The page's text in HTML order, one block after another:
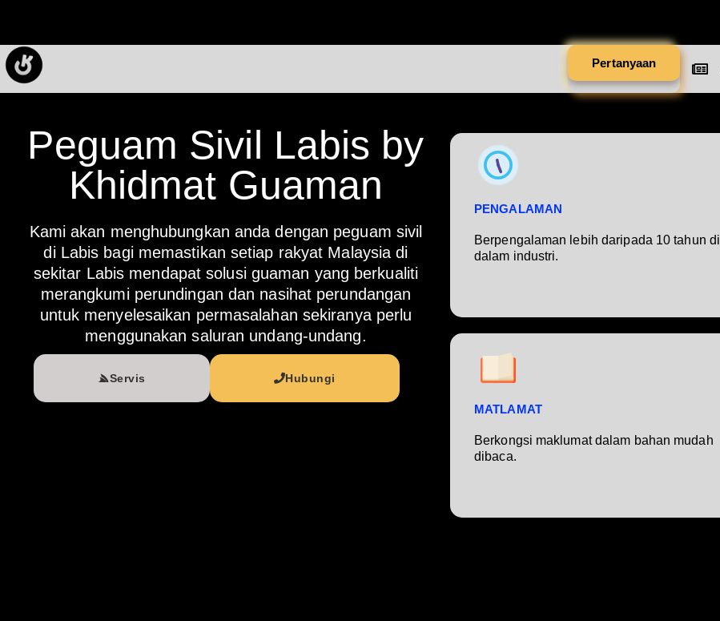
Pertanyaan
Peguam Sivil Labis by
Khidmat Guaman
Kami akan menghubungkan anda dengan peguam sivil
di Labis bagi memastikan setiap rakyat Malaysia di
sekitar Labis mendapat solusi guaman yang berkualiti
merangkumi perundingan dan nasihat perundangan
untuk menyelesaikan permasalahan sekiranya perlu
menggunakan saluran undang-undang.
Servis Hubungi
PENGALAMAN
Berpengalaman lebih daripada 10 tahun di
dalam industri.
MATLAMAT
Berkongsi maklumat dalam bahan mudah
dibaca.